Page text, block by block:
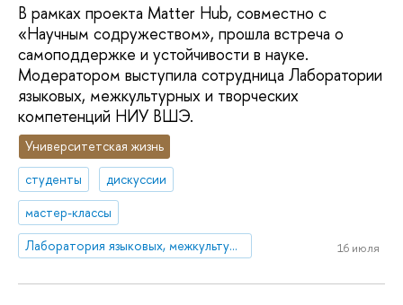
В рамках проекта Matter Hub, совместно с
«Научным содружеством», прошла встреча о
самоподдержке и устойчивости в науке.
Модератором выступила сотрудница Лаборатории
языковых, межкультурных и творческих
компетенций НИУ ВШЭ.
Университетская жизнь
студенты
дискуссии
мастер-классы
Лаборатория языковых, межкультурных и креативных компетенций
16 июля